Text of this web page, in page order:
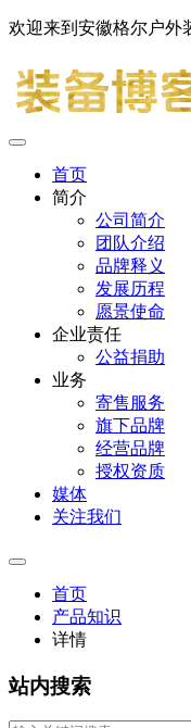
欢迎来到安徽格尔户外
首页
简介
公司简介
团队介绍
品牌释义
发展历程
愿景使命
企业责任
公益捐助
业务
寄售服务
旗下品牌
经营品牌
授权资质
媒体
关注我们
首页
产品知识
详情
站内搜索